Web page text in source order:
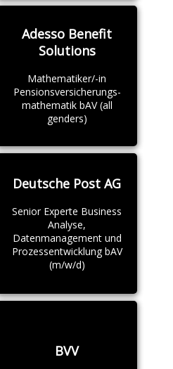
Adesso Benefit
Solutions
Mathematiker/-in
Pensionsversicherungs-
mathematik bAV (all
genders)
Deutsche Post AG
Senior Experte Business
Analyse,
Datenmanagement und
Prozessentwicklung bAV
(m/w/d)
BVV